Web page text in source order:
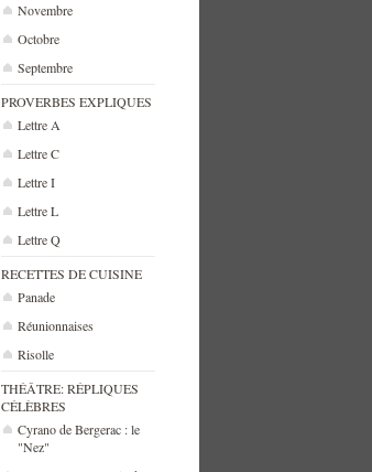
Novembre
Octobre
Septembre
PROVERBES EXPLIQUES
Lettre A
Lettre C
Lettre I
Lettre L
Lettre Q
RECETTES DE CUISINE
Panade
Réunionnaises
Risolle
THÉÂTRE: RÉPLIQUES
CÉLÈBRES
Cyrano de Bergerac : le
"Nez"